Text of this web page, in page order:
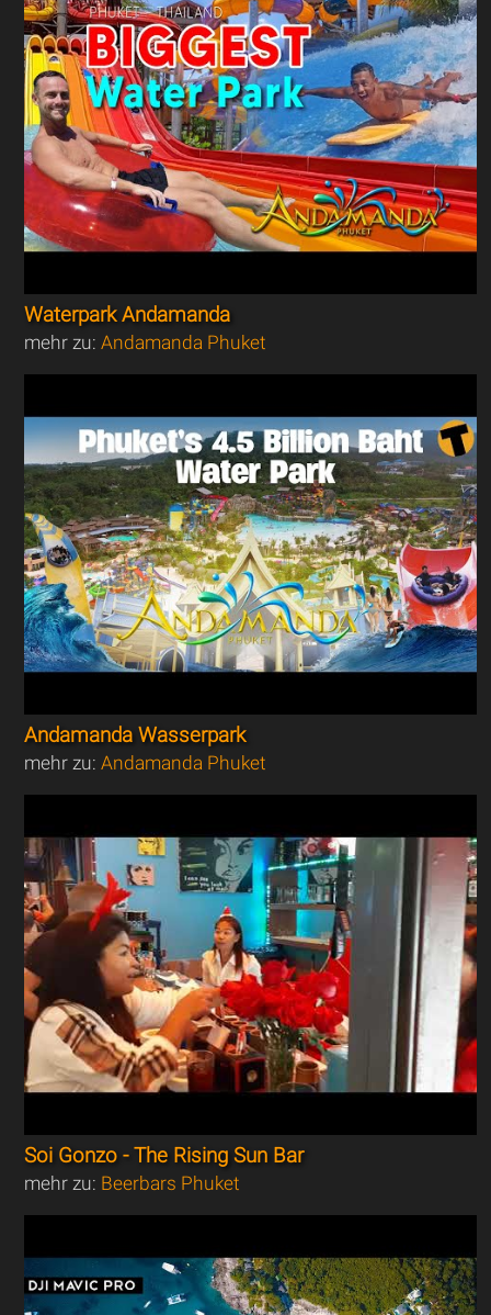
Waterpark Andamanda
mehr zu:Andamanda Phuket
Andamanda Wasserpark
mehr zu:Andamanda Phuket
Soi Gonzo - The Rising Sun Bar
mehr zu: Beerbars Phuket